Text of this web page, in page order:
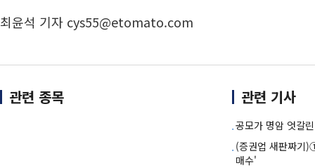
최윤석 기자 cys55@etomato.com
관련 종목 관련 기사
공모가 명암 엇갈
(증권업 새판짜기
매수'